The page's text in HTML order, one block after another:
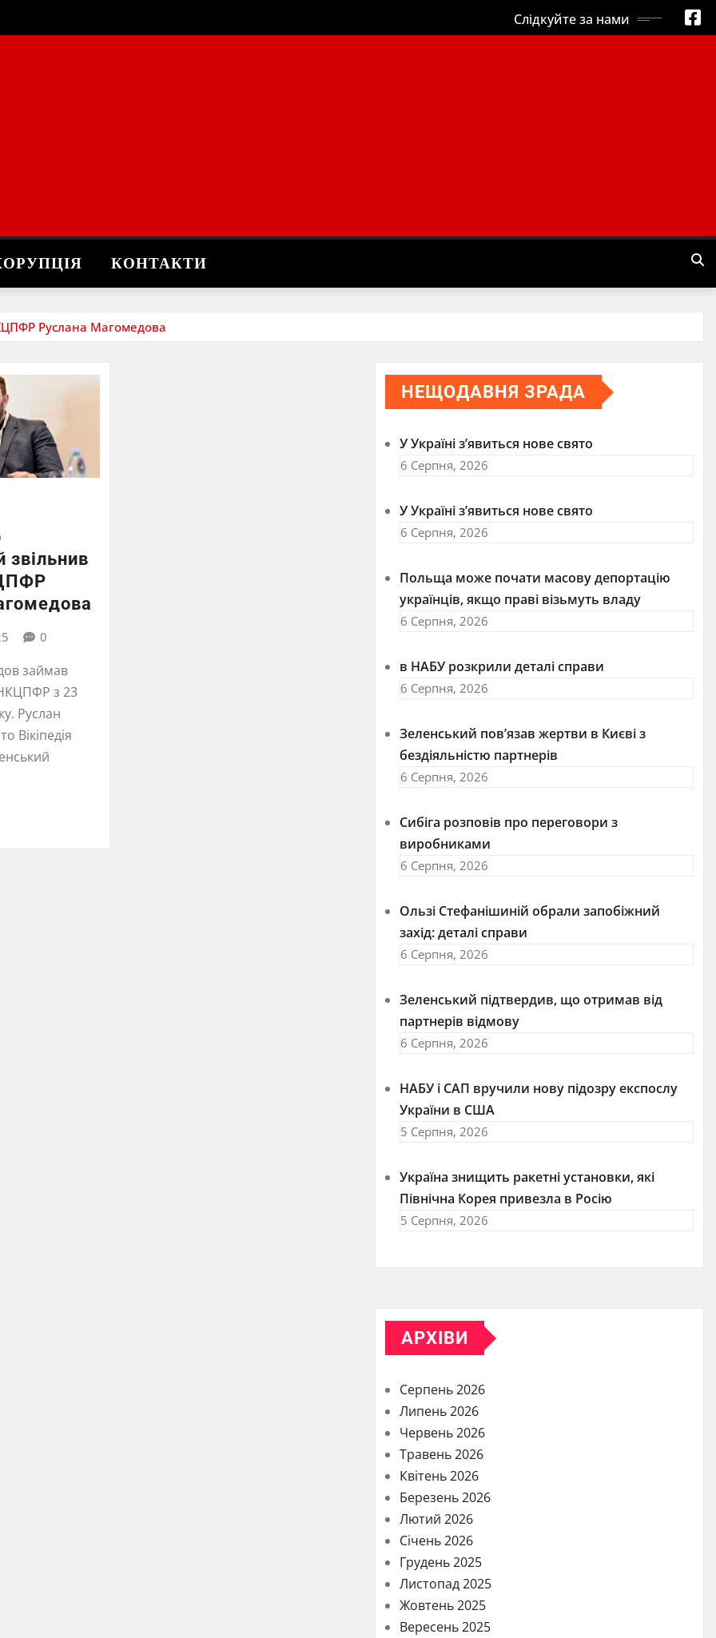
Слідкуйте за нами
КОНТАКТИ
Руслана Магомедова
звільнив
0
займав
з 23
Руслан
Вікіпедія
НЕЩОДАВНЯ ЗРАДА
У Україні з’явиться нове свято
6 Серпня, 2026
У Україні з’явиться нове свято
6 Серпня, 2026
Польща може почати масову депортацію
українців, якщо праві візьмуть владу
6 Серпня, 2026
в НАБУ розкрили деталі справи
6 Серпня, 2026
Зеленський пов’язав жертви в Києві з
бездіяльністю партнерів
6 Серпня, 2026
Сибіга розповів про переговори з
виробниками
6 Серпня, 2026
Ользі Стефанішиній обрали запобіжний
захід: деталі справи
6 Серпня, 2026
Зеленський підтвердив, що отримав від
партнерів відмову
6 Серпня, 2026
НАБУ і САП вручили нову підозру експослу
України в США
5 Серпня, 2026
Україна знищить ракетні установки, які
Північна Корея привезла в Росію
5 Серпня, 2026
АРХІВИ
Серпень 2026
Липень 2026
Червень 2026
Травень 2026
Квітень 2026
Березень 2026
Лютий 2026
Січень 2026
Грудень 2025
Листопад 2025
Жовтень 2025
Вересень 2025